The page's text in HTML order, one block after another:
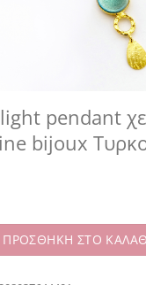
pendant
bijoux
ΠΡΟΣΘΗΚΗ ΣΤΟ